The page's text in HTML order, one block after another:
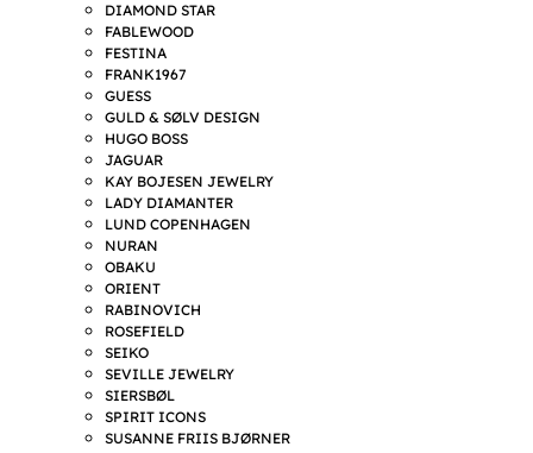
DIAMOND STAR
FABLEWOOD
FESTINA
FRANK1967
GUESS
GULD & SØLV DESIGN
HUGO BOSS
JAGUAR
KAY BOJESEN JEWELRY
LADY DIAMANTER
LUND COPENHAGEN
NURAN
OBAKU
ORIENT
RABINOVICH
ROSEFIELD
SEIKO
SEVILLE JEWELRY
SIERSBØL
SPIRIT ICONS
SUSANNE FRIIS BJØRNER